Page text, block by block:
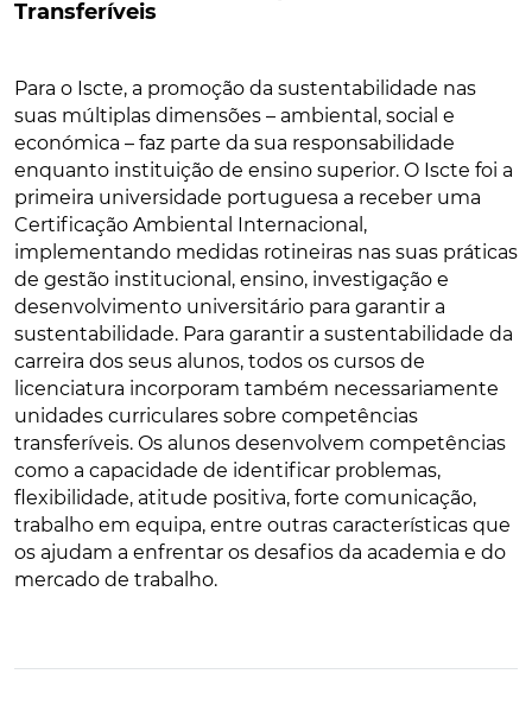
Transferíveis
Para o Iscte, a promoção da sustentabilidade nas
suas múltiplas dimensões – ambiental, social e
económica – faz parte da sua responsabilidade
enquanto instituição de ensino superior. O Iscte foi a
primeira universidade portuguesa a receber uma
Certificação Ambiental Internacional,
implementando medidas rotineiras nas suas práticas
de gestão institucional, ensino, investigação e
desenvolvimento universitário para garantir a
sustentabilidade. Para garantir a sustentabilidade da
carreira dos seus alunos, todos os cursos de
licenciatura incorporam também necessariamente
unidades curriculares sobre competências
transferíveis. Os alunos desenvolvem competências
como a capacidade de identificar problemas,
flexibilidade, atitude positiva, forte comunicação,
trabalho em equipa, entre outras características que
os ajudam a enfrentar os desafios da academia e do
mercado de trabalho.